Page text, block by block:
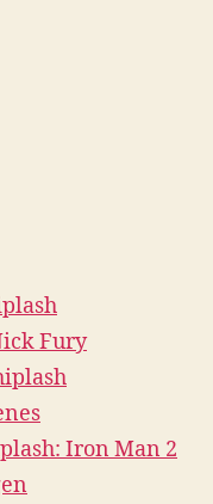
Fury
Iron Man 2